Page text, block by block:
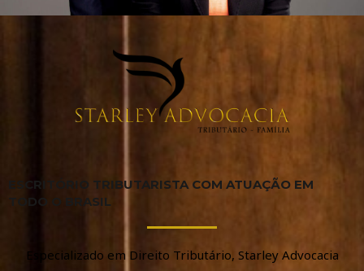
ESCRITÓRIO TRIBUTARISTA COM ATUAÇÃO EM
TODO O BRASIL
Especializado em Direito Tributário, Starley Advocacia